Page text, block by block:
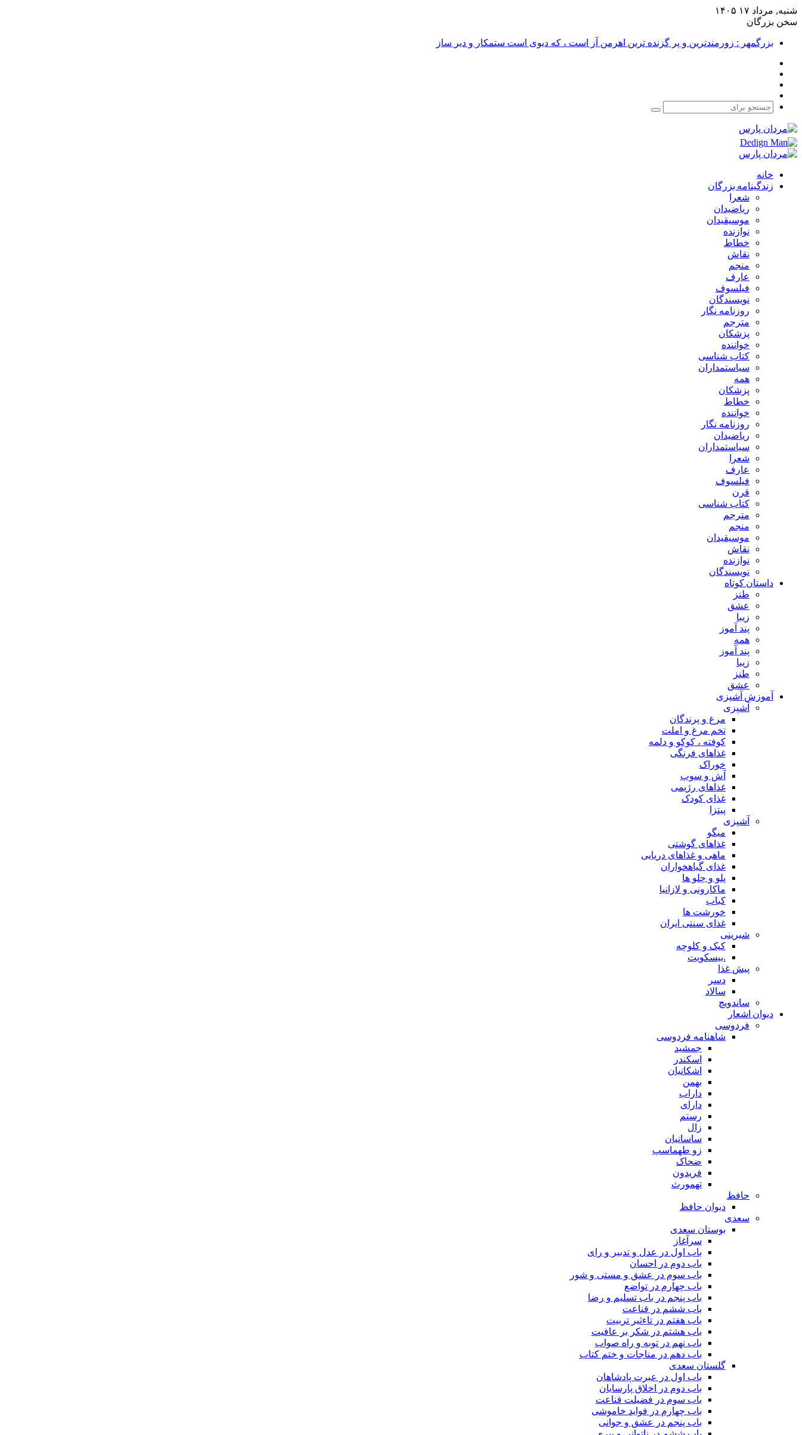
شنبه, مرداد ۱۷ ۱۴۰۵
سخن بزرگان
بزرگمهر : زورمندترین و پر گزنده ترین اهرمن آز است ، که دیوی است ستمکار و دیر ساز
جستجو
خانه
زندگینامه بزرگان
شعرا
ریاضیدان
موسیقیدان
نوازنده
خطاط
نقاش
منجم
عارف
فیلسوف
نویسندگان
روزنامه نگار
مترجم
پزشکان
خواننده
کتاب شناسی
سیاستمداران
همه
پزشکان
خطاط
خواننده
روزنامه نگار
ریاضیدان
سیاستمداران
شعرا
عارف
فیلسوف
قرن
کتاب شناسی
مترجم
منجم
موسیقیدان
نقاش
نوازنده
نویسندگان
داستان کوتاه
طنز
عشق
زیبا
پند آموز
همه
پند آموز
زیبا
طنز
عشق
آموزش آشپزی
آشپزی
مرغ و پرندگان
تخم مرغ و املت
کوفته ، کوکو و دلمه
غذاهای فرنگی
خوراک
آش و سوپ
غذاهای رژیمی
غذای کودک
پیتزا
آشپزی
میگو
غذاهای گوشتی
ماهی و غذاهای دریایی
غذای گیاهخواران
پلو و چلو ها
ماکارونی و لازانیا
کباب
خورشت ها
غذای سنتی ایران
شیرینی
کیک و کلوچه
.بیسکویت
پیش غذا
دسر
سالاد
ساندویچ
دیوان اشعار
فردوسی
شاهنامه فردوسی
جمشید
اسکندر
اشکانیان
بهمن
داراب
دارای
رستم
زال
ساسانیان
زو طهماسپ‏
ضحاک
فریدون
تهمورث
حافظ
دیوان حافظ
سعدی
بوستان سعدی
سرآغاز
باب اول در عدل و تدبیر و رای
باب دوم در احسان
باب سوم در عشق و مستی و شور
باب چهارم در تواضع
باب پنجم در باب تسلیم و رضا
باب ششم در قناعت
باب هفتم در تاءثیر تربیت
باب هشتم در شکر بر عافیت
باب نهم در توبه و راه صواب
باب دهم در مناجات و ختم کتاب
گلستان سعدی
باب اول در عبرت پادشاهان
باب دوم در اخلاق پارسایان
باب سوم در فضیلت قناعت
باب چهارم در فواید خاموشى
باب پنجم در عشق و جوانى